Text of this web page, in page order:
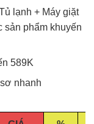
lạnh + Máy giặt
sản phẩm khuyến
589K
nhanh